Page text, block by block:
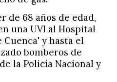
de 68 años de edad,
una UVI al Hospital
y hasta el
bomberos de
la Policía Nacional y